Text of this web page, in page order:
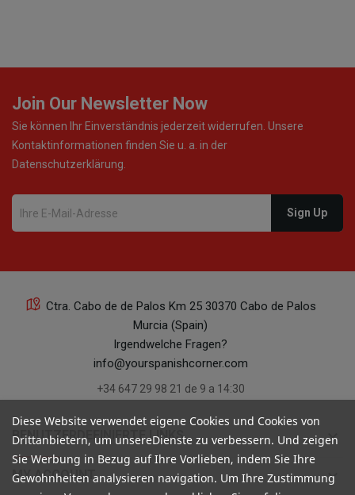
Join Our Newsletter Now
Sie können Ihr Einverständnis jederzeit widerrufen. Unsere
Kontaktinformationen finden Sie u. a. in der
Datenschutzerklärung.
Ctra. Cabo de de Palos Km 25 30370 Cabo de Palos
Murcia (Spain)
Irgendwelche Fragen?
info@yourspanishcorner.com
+34 647 29 98 21 de 9 a 14:30
BENUTZERDEFINIERTE LINKS keyboard_arrow_down
MY ACCOUNT keyboard_arrow_down
Diese Website verwendet eigene Cookies und Cookies von
Drittanbietern, um unsereDienste zu verbessern. Und zeigen
Sie Werbung in Bezug auf Ihre Vorlieben, indem Sie Ihre
Gewohnheiten analysieren navigation. Um Ihre Zustimmung